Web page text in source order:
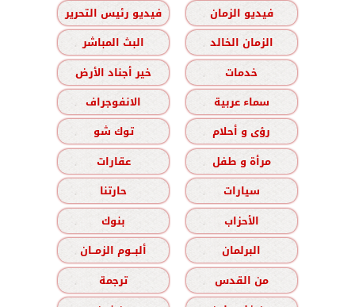
فيديو الزمان
فيديو رئيس التحرير
الزمان الخالد
البث المباشر
خدمات
خير أجناد الأرض
سماء عربية
الانفوجراف
رؤى و أحلام
توك شو
مرأة و طفل
عقارات
سيارات
حارتنا
الأحزاب
بنوك
البرلمان
ألبــوم الزمــان
من القدس
ترجمة